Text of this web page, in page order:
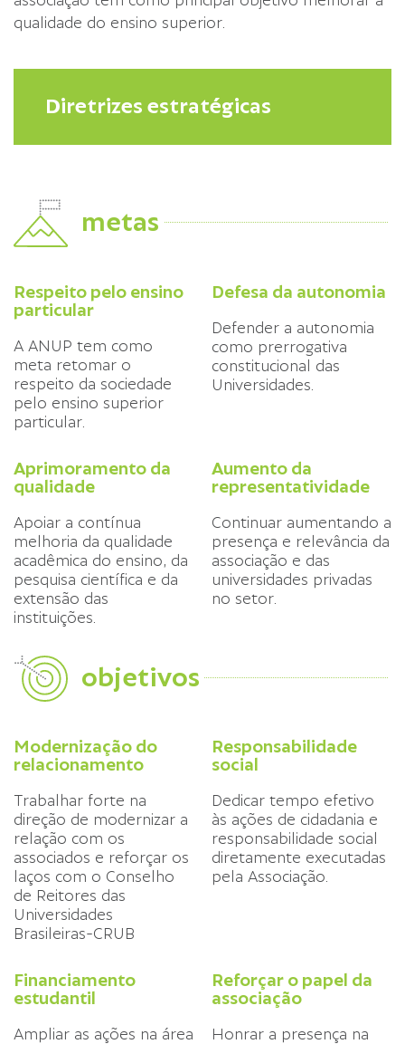
qualidade do ensino superior.
Diretrizes estratégicas
metas
Respeito pelo ensino
particular
A ANUP tem como
meta retomar o
respeito da sociedade
pelo ensino superior
particular.
Defesa da autonomia
Defender a autonomia
como prerrogativa
constitucional das
Universidades.
Aprimoramento da
qualidade
Apoiar a contínua
melhoria da qualidade
acadêmica do ensino, da
pesquisa científica e da
extensão das
instituições.
Aumento da
representatividade
Continuar aumentando a
presença e relevância da
associação e das
universidades privadas
no setor.
objetivos
Modernização do
relacionamento
Trabalhar forte na
direção de modernizar a
relação com os
associados e reforçar os
laços com o Conselho
de Reitores das
Universidades
Brasileiras-CRUB
Responsabilidade
social
Dedicar tempo efetivo
às ações de cidadania e
responsabilidade social
diretamente executadas
pela Associação.
Financiamento
estudantil
Ampliar as ações na área
Reforçar o papel da
associação
Honrar a presença na